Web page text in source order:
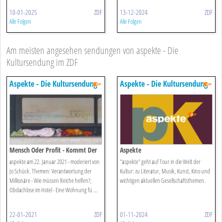
10-01-2025 ZDF
Alle Folgen
13-12-2024 ZDF
Alle Folgen
Am meisten angesehen sendungen von aspekte - Die
Kultursendung im ZDF
Aspekte - Die Kultursendung
Im Zdf
Mensch Oder Profit - Kommt Der
Wertewandel?
aspekte am 22. Januar 2021 - moderiert von
Jo Schück. Themen: Verantwortung der
Millionäre - Wie müssen Reiche helfen?;
Obdachlose im Hotel - Eine Wohnung fü ...
22-01-2021 ZDF
Aspekte - Die Kultursendung
Im Zdf
Aspekte
"aspekte" geht auf Tour in die Welt der
Kultur: zu Literatur, Musik, Kunst, Kino und
wichtigen aktuellen Gesellschaftsthemen.
01-11-2024 ZDF